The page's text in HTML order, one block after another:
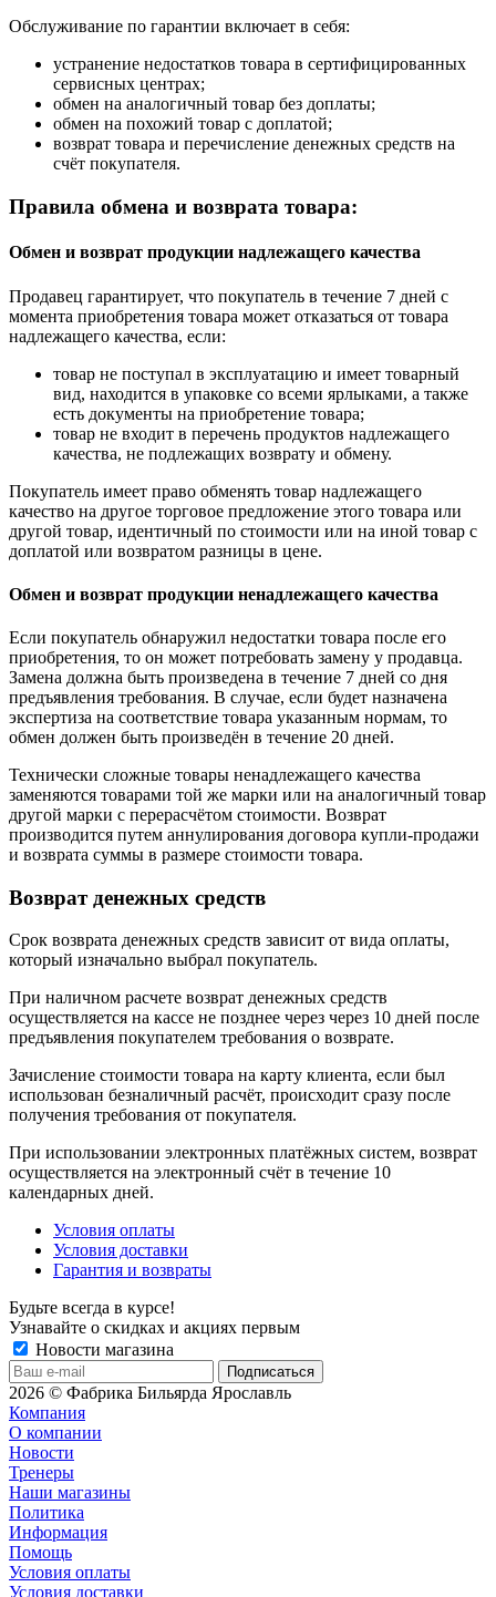
Обслуживание по гарантии включает в себя:
устранение недостатков товара в сертифицированных
сервисных центрах;
обмен на аналогичный товар без доплаты;
обмен на похожий товар с доплатой;
возврат товара и перечисление денежных средств на
счёт покупателя.
Правила обмена и возврата товара:
Обмен и возврат продукции надлежащего качества
Продавец гарантирует, что покупатель в течение 7 дней с
момента приобретения товара может отказаться от товара
надлежащего качества, если:
товар не поступал в эксплуатацию и имеет товарный
вид, находится в упаковке со всеми ярлыками, а также
есть документы на приобретение товара;
товар не входит в перечень продуктов надлежащего
качества, не подлежащих возврату и обмену.
Покупатель имеет право обменять товар надлежащего
качество на другое торговое предложение этого товара или
другой товар, идентичный по стоимости или на иной товар с
доплатой или возвратом разницы в цене.
Обмен и возврат продукции ненадлежащего качества
Если покупатель обнаружил недостатки товара после его
приобретения, то он может потребовать замену у продавца.
Замена должна быть произведена в течение 7 дней со дня
предъявления требования. В случае, если будет назначена
экспертиза на соответствие товара указанным нормам, то
обмен должен быть произведён в течение 20 дней.
Технически сложные товары ненадлежащего качества
заменяются товарами той же марки или на аналогичный товар
другой марки с перерасчётом стоимости. Возврат
производится путем аннулирования договора купли-продажи
и возврата суммы в размере стоимости товара.
Возврат денежных средств
Срок возврата денежных средств зависит от вида оплаты,
который изначально выбрал покупатель.
При наличном расчете возврат денежных средств
осуществляется на кассе не позднее через через 10 дней после
предъявления покупателем требования о возврате.
Зачисление стоимости товара на карту клиента, если был
использован безналичный расчёт, происходит сразу после
получения требования от покупателя.
При использовании электронных платёжных систем, возврат
осуществляется на электронный счёт в течение 10
календарных дней.
Условия оплаты
Условия доставки
Гарантия и возвраты
Будьте всегда в курсе!
Узнавайте о скидках и акциях первым
Новости магазина
2026 © Фабрика Бильярда Ярославль
Компания
О компании
Новости
Тренеры
Наши магазины
Политика
Информация
Помощь
Условия оплаты
Условия доставки